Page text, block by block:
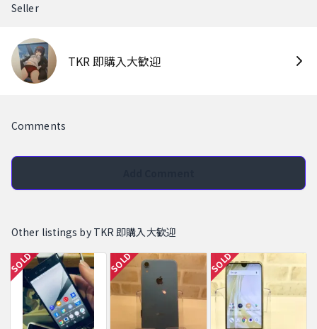
Seller
TKR 即購入大歓迎
Comments
Other listings by TKR 即購入大歓迎
SOLD SOLD SOLD